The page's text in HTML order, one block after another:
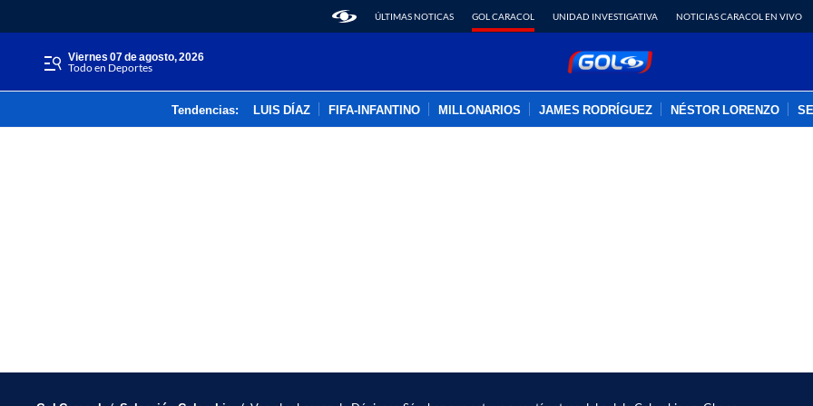
ÚLTIMAS NOTICAS GOL CARACOL UNIDAD INVESTIGATIVA NOTICIAS CARACOL EN VIVO
viernes 07 de agosto, 2026
Todo en Deportes
Tendencias: LUIS DÍAZ FIFA-INFANTINO MILLONARIOS JAMES RODRÍGUEZ NÉSTOR LORENZO